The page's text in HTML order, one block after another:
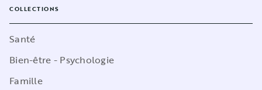
COLLECTIONS
Santé
Bien-être - Psychologie
Famille